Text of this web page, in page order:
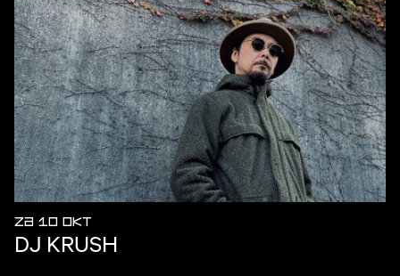
ZA 10 OKT
DJ KRUSH